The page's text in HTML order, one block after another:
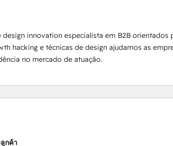
innovation especialista em B2B orientados
hacking e técnicas de design ajudamos as
no mercado de atuação.
กค้า